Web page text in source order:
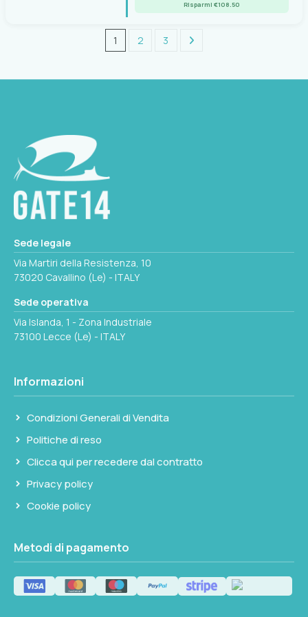
Risparmi €108.50
1 2 3
Sede legale
Via Martiri della Resistenza, 10
73020 Cavallino (Le) - ITALY
Sede operativa
Via Islanda, 1 - Zona Industriale
73100 Lecce (Le) - ITALY
Informazioni
Condizioni Generali di Vendita
Politiche di reso
Clicca qui per recedere dal contratto
Privacy policy
Cookie policy
Metodi di pagamento